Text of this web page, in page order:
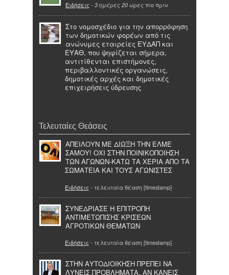
Ειδήσεις - 3 ημέρες 20 ώρες πιο πριν
Στο νομοσχέδιο για την απορρόφηση
των δημοτικών φορέων από τις
ανώνυμες εταιρείες ΕΥΔΑΠ και
ΕΥΑΘ, που ψηφίζεται σήμερα,
αντιτίθενται επιστήμονες,
περιβαλλοντικές οργανώσεις,
δημοτικές αρχές και δημοτικές
επιχειρήσεις ύδρευσης
Τελευταίες Θεάσεις
ΑΠΕΙΛΟΥΝ ΜΕ ΔΙΩΞΗ ΤΗΝ ΕΛΜΕ
ΣΑΜΟΥ! ΟΧΙ ΣΤΗΝ ΠΟΙΝΙΚΟΠΟΙΗΣΗ
ΤΩΝ ΑΓΩΝΩΝ-ΚΑΤΩ ΤΑ ΧΕΡΙΑ ΑΠΟ ΤΑ
ΣΩΜΑΤΕΙΑ ΚΑΙ ΤΟΥΣ ΑΓΩΝΙΣΤΕΣ
Ειδήσεις - τελευταία θέαση [timestamp]
ΣΥΝΕΔΡΙΑΣΕ Η ΕΠΙΤΡΟΠΗ
ΑΝΤΙΜΕΤΩΠΙΣΗΣ ΚΡΙΣΕΩΝ
ΑΓΡΟΤΙΚΩΝ ΘΕΜΑΤΩΝ
Ειδήσεις - τελευταία θέαση [timestamp]
ΣΤΗΝ ΑΥΤΟΔΙΟΙΚΗΣΗ ΠΡΕΠΕΙ ΝΑ
ΛΥΝΕΙΣ ΠΡΟΒΛΗΜΑΤΑ. ΑΝ ΚΑΝΕΙΣ